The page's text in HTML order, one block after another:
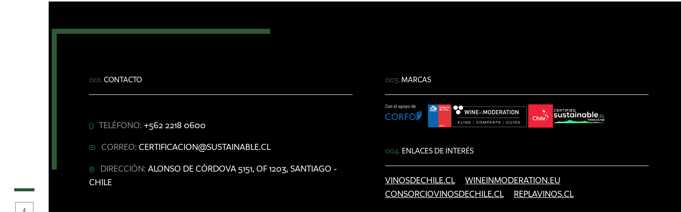
001.CONTACTO
TELÉFONO: +562 2218 0600
CORREO: CERTIFICACION@SUSTAINABLE.CL
DIRECCIÓN: ALONSO DE CÓRDOVA 5151, OF 1203, SANTIAGO -
CHILE
003. MARCAS
004. ENLACES DE INTERÉS
VINOSDECHILE.CL
WINEINMODERATION.EU
CONSORCIOVINOSDECHILE.CL
REPLAVINOS.CL